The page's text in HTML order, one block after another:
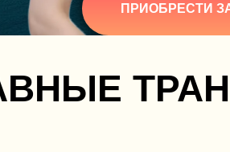
ПРИОБРЕСТИ